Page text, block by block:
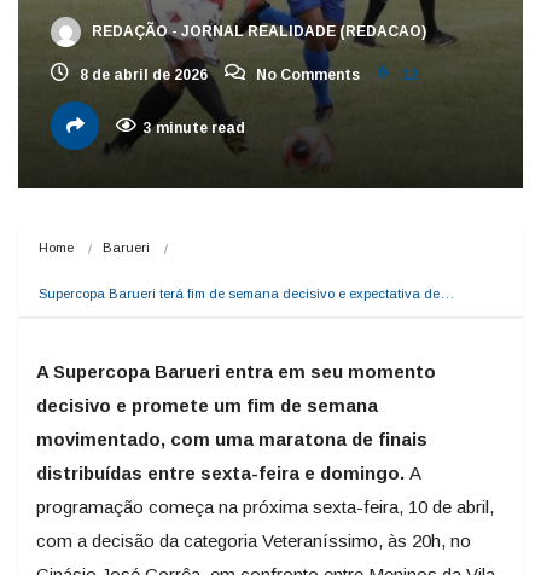
REDAÇÃO - JORNAL REALIDADE (REDACAO)
8 de abril de 2026 No Comments 12
3 minute read
Home Barueri
Supercopa Barueri terá fim de semana decisivo e expectativa de…
A Supercopa Barueri entra em seu momento
decisivo e promete um fim de semana
movimentado, com uma maratona de finais
distribuídas entre sexta-feira e domingo. A
programação começa na próxima sexta-feira, 10 de abril,
com a decisão da categoria Veteraníssimo, às 20h, no